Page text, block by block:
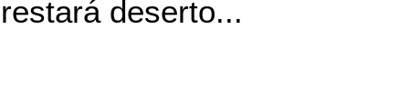
restará deserto...